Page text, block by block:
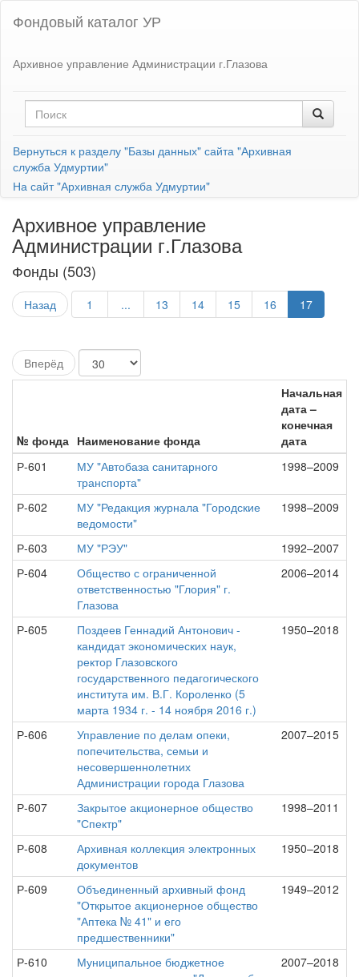
Фондовый каталог УР
Архивное управление Администрации г.Глазова
Вернуться к разделу "Базы данных" сайта "Архивная
служба Удмуртии"
На сайт "Архивная служба Удмуртии"
Архивное управление
Администрации г.Глазова
Фонды (503)
Назад 1 ... 13 14 15 16 17
Вперёд
№ фонда Наименование фонда
Начальная
дата –
конечная
дата
Р-601
МУ "Автобаза санитарного
транспорта"
1998–2009
Р-602
МУ "Редакция журнала "Городские
ведомости"
1998–2009
Р-603 МУ "РЭУ"
1992–2007
Р-604
Общество с ограниченной
ответственностью "Глория" г.
Глазова
2006–2014
Р-605
Поздеев Геннадий Антонович -
кандидат экономических наук,
ректор Глазовского
государственного педагогического
института им. В.Г. Короленко (5
марта 1934 г. - 14 ноября 2016 г.)
1950–2018
Р-606
Управление по делам опеки,
попечительства, семьи и
несовершеннолетних
Администрации города Глазова
2007–2015
Р-607
Закрытое акционерное общество
"Спектр"
1998–2011
Р-608
Архивная коллекция электронных
документов
1950–2018
Р-609
Объединенный архивный фонд
"Открытое акционерное общество
"Аптека № 41" и его
предшественники"
1949–2012
Р-610
Муниципальное бюджетное
2007–2018